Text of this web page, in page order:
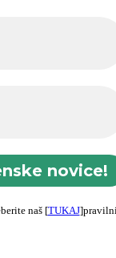
naš [TUKAJ